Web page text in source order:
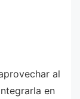
al
en